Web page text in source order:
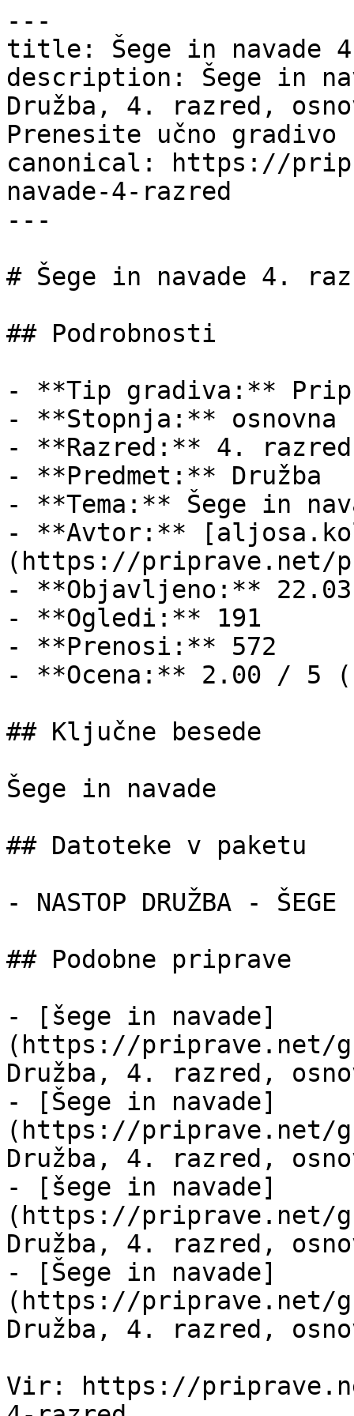
---
title: Šege in navade
description: Šege in
Družba, 4. razred,
Prenesite učno
canonical: https://
navade-4-razred
---
# Šege in navade 4.
## Podrobnosti
- **Tip gradiva:**
- **Stopnja:** osnovna
- **Razred:** 4. razred
- **Predmet:** Družba
- **Tema:** Šege in
- **Avtor:**
(https://priprave.net/
- **Objavljeno:**
- **Ogledi:** 191
- **Prenosi:** 572
- **Ocena:** 2.00 / 5
## Ključne besede
Šege in navade
## Datoteke v paketu
- NASTOP DRUŽBA -
## Podobne priprave
- [šege in navade]
(https://priprave.net/
Družba, 4. razred,
- [Šege in navade]
(https://priprave.net/
Družba, 4. razred,
- [šege in navade]
(https://priprave.net/
Družba, 4. razred,
- [Šege in navade]
(https://priprave.net/
Družba, 4. razred,
Vir: https://